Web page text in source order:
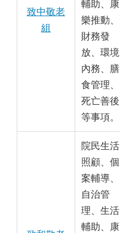
致中敬老
組
輔助、康
樂推動、
財務發
放、環境
內務、膳
食管理、
死亡善後
等事項。
院民生活
照顧、個
案輔導、
自治管
理、生活
輔助、康